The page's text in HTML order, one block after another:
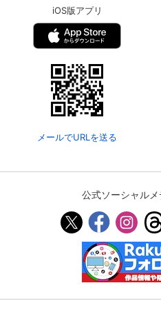
iOS版アプリ
メールでURLを送る
公式ソーシャル